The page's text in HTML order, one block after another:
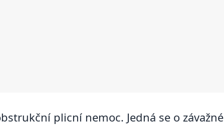
plicní nemoc. Jedná se o závažné